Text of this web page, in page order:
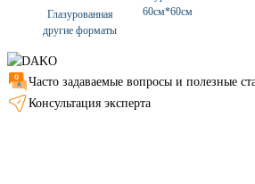
Глазурованная
другие форматы
60см*60см
Часто задаваемые вопросы и полезные
Консультация эксперта